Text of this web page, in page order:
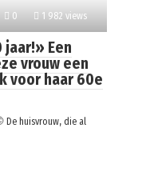
0 1 982 views
Een
vrouw een
voor haar 60e
De huisvrouw, die al